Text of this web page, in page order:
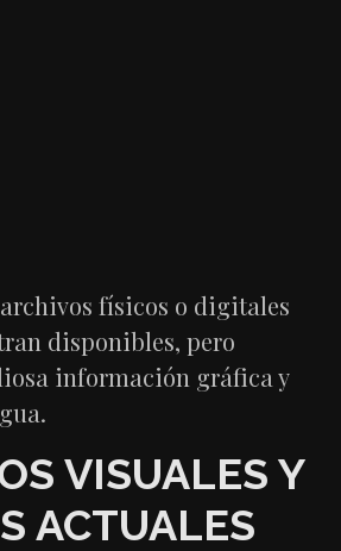
físicos o digitales
disponibles, pero
información gráfica y
VISUALES Y
ACTUALES